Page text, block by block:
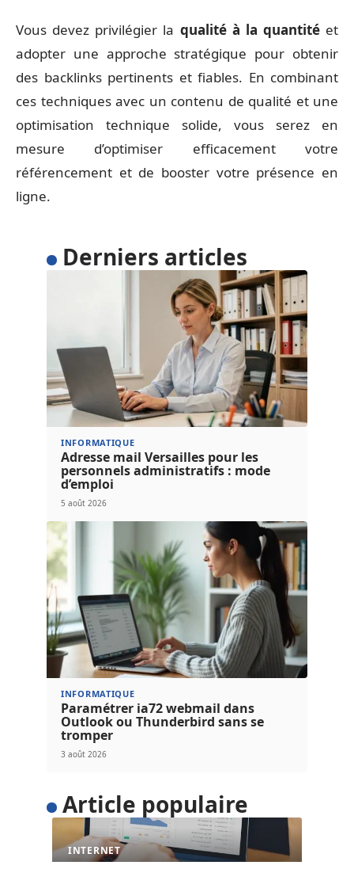
Vous devez privilégier la qualité à la quantitéet
adopter une approche stratégique pour obtenir
des backlinks pertinents et fiables. En combinant
ces techniques avec un contenu de qualité et une
optimisation technique solide, vous serez en
mesure d’optimiser efficacement votre
référencement et de booster votre présence en
ligne.
Derniers articles
INFORMATIQUE
Adresse mail Versailles pour les
personnels administratifs : mode
d’emploi
5 août 2026
INFORMATIQUE
Paramétrer ia72 webmail dans
Outlook ou Thunderbird sans se
tromper
3 août 2026
Article populaire
INTERNET